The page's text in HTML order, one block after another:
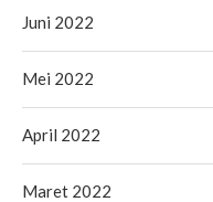
Juni 2022
Mei 2022
April 2022
Maret 2022